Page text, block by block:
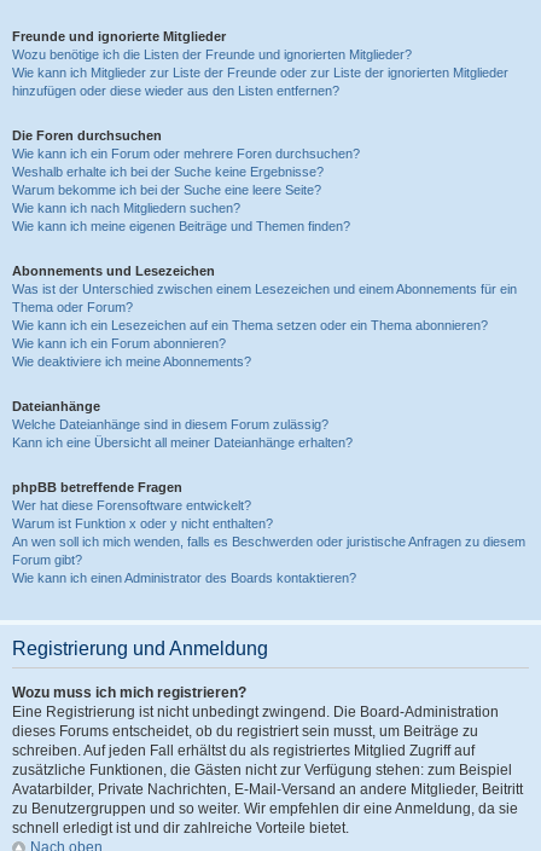
Freunde und ignorierte Mitglieder
Wozu benötige ich die Listen der Freunde und ignorierten Mitglieder?
Wie kann ich Mitglieder zur Liste der Freunde oder zur Liste der ignorierten Mitglieder
hinzufügen oder diese wieder aus den Listen entfernen?
Die Foren durchsuchen
Wie kann ich ein Forum oder mehrere Foren durchsuchen?
Weshalb erhalte ich bei der Suche keine Ergebnisse?
Warum bekomme ich bei der Suche eine leere Seite?
Wie kann ich nach Mitgliedern suchen?
Wie kann ich meine eigenen Beiträge und Themen finden?
Abonnements und Lesezeichen
Was ist der Unterschied zwischen einem Lesezeichen und einem Abonnements für ein
Thema oder Forum?
Wie kann ich ein Lesezeichen auf ein Thema setzen oder ein Thema abonnieren?
Wie kann ich ein Forum abonnieren?
Wie deaktiviere ich meine Abonnements?
Dateianhänge
Welche Dateianhänge sind in diesem Forum zulässig?
Kann ich eine Übersicht all meiner Dateianhänge erhalten?
phpBB betreffende Fragen
Wer hat diese Forensoftware entwickelt?
Warum ist Funktion x oder y nicht enthalten?
An wen soll ich mich wenden, falls es Beschwerden oder juristische Anfragen zu diesem
Forum gibt?
Wie kann ich einen Administrator des Boards kontaktieren?
Registrierung und Anmeldung
Wozu muss ich mich registrieren?
Eine Registrierung ist nicht unbedingt zwingend. Die Board-Administration
dieses Forums entscheidet, ob du registriert sein musst, um Beiträge zu
schreiben. Auf jeden Fall erhältst du als registriertes Mitglied Zugriff auf
zusätzliche Funktionen, die Gästen nicht zur Verfügung stehen: zum Beispiel
Avatarbilder, Private Nachrichten, E-Mail-Versand an andere Mitglieder, Beitritt
zu Benutzergruppen und so weiter. Wir empfehlen dir eine Anmeldung, da sie
schnell erledigt ist und dir zahlreiche Vorteile bietet.
Nach oben